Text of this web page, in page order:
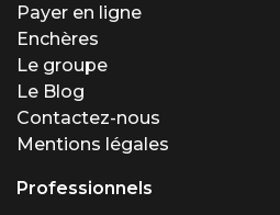
Payer en ligne
Enchères
Le groupe
Le Blog
Contactez-nous
Mentions légales
Professionnels